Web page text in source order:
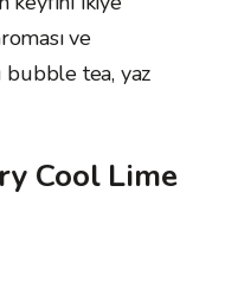
ve
tea, yaz
Cool Lime